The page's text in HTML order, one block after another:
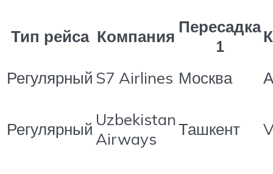
Тип рейса Компания Пересадка
1
Регулярный S7 Airlines Москва
Регулярный Uzbekistan
Airways
Ташкент